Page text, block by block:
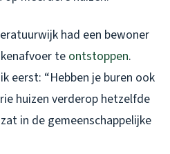
had een bewoner
te ontstoppen.
eerst: “Hebben je buren ook
huizen verderop hetzelfde
in de gemeenschappelijke